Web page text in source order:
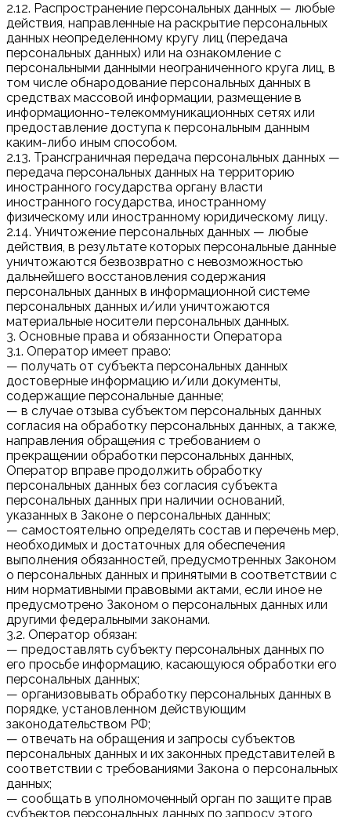
2.12. Распространение персональных данных — любые
действия, направленные на раскрытие персональных
данных неопределенному кругу лиц (передача
персональных данных) или на ознакомление с
персональными данными неограниченного круга лиц, в
том числе обнародование персональных данных в
средствах массовой информации, размещение в
информационно-телекоммуникационных сетях или
предоставление доступа к персональным данным
каким-либо иным способом.
2.13. Трансграничная передача персональных данных —
передача персональных данных на территорию
иностранного государства органу власти
иностранного государства, иностранному
физическому или иностранному юридическому лицу.
2.14. Уничтожение персональных данных — любые
действия, в результате которых персональные данные
уничтожаются безвозвратно с невозможностью
дальнейшего восстановления содержания
персональных данных в информационной системе
персональных данных и/или уничтожаются
материальные носители персональных данных.
3. Основные права и обязанности Оператора
3.1. Оператор имеет право:
— получать от субъекта персональных данных
достоверные информацию и/или документы,
содержащие персональные данные;
— в случае отзыва субъектом персональных данных
согласия на обработку персональных данных, а также,
направления обращения с требованием о
прекращении обработки персональных данных,
Оператор вправе продолжить обработку
персональных данных без согласия субъекта
персональных данных при наличии оснований,
указанных в Законе о персональных данных;
— самостоятельно определять состав и перечень мер,
необходимых и достаточных для обеспечения
выполнения обязанностей, предусмотренных Законом
о персональных данных и принятыми в соответствии с
ним нормативными правовыми актами, если иное не
предусмотрено Законом о персональных данных или
другими федеральными законами.
3.2. Оператор обязан:
— предоставлять субъекту персональных данных по
его просьбе информацию, касающуюся обработки его
персональных данных;
— организовывать обработку персональных данных в
порядке, установленном действующим
законодательством РФ;
— отвечать на обращения и запросы субъектов
персональных данных и их законных представителей в
соответствии с требованиями Закона о персональных
данных;
— сообщать в уполномоченный орган по защите прав
субъектов персональных данных по запросу этого